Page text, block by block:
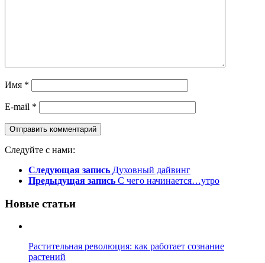
Имя *
E-mail *
Следуйте с нами:
Следующая запись Духовный дайвинг
Предыдущая запись С чего начинается…утро
Новые статьи
Растительная революция: как работает сознание
растений